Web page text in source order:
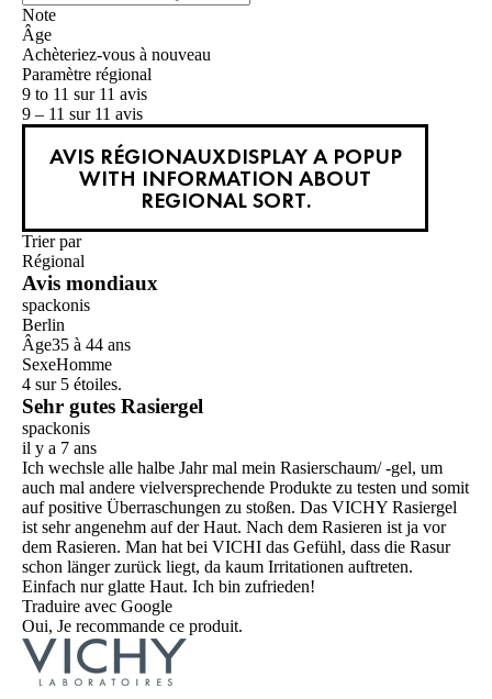
Note
Âge
Achèteriez-vous à nouveau
Paramètre régional
9 to 11 sur 11 avis
9 – 11 sur 11 avis
AVIS RÉGIONAUXDISPLAY A POPUP
WITH INFORMATION ABOUT
REGIONAL SORT.
Trier par
Régional
Avis mondiaux
spackonis
Berlin
Âge35 à 44 ans
SexeHomme
4 sur 5 étoiles.
Sehr gutes Rasiergel
spackonis
il y a 7 ans
Ich wechsle alle halbe Jahr mal mein Rasierschaum/ -gel, um
auch mal andere vielversprechende Produkte zu testen und somit
auf positive Überraschungen zu stoßen. Das VICHY Rasiergel
ist sehr angenehm auf der Haut. Nach dem Rasieren ist ja vor
dem Rasieren. Man hat bei VICHI das Gefühl, dass die Rasur
schon länger zurück liegt, da kaum Irritationen auftreten.
Einfach nur glatte Haut. Ich bin zufrieden!
Traduire avec Google
Oui, Je recommande ce produit.